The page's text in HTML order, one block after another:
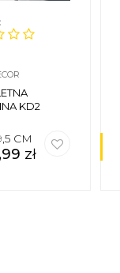
KD2
CM
zł